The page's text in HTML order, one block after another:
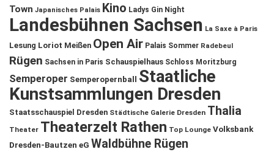
Town Japanisches Palais Kino Ladys Gin Night
Landesbühnen Sachsen La Saxe à Paris
Lesung Loriot Meißen Open Air Palais Sommer Radebeul
Rügen Sachsen in Paris Schauspielhaus Schloss Moritzburg
Semperoper Semperopernball
Staatliche
Kunstsammlungen Dresden
Staatsschauspiel Dresden Städtische Galerie Dresden Thalia
Theater Theaterzelt Rathen Top Lounge Volksbank
Dresden-Bautzen eG Waldbühne Rügen